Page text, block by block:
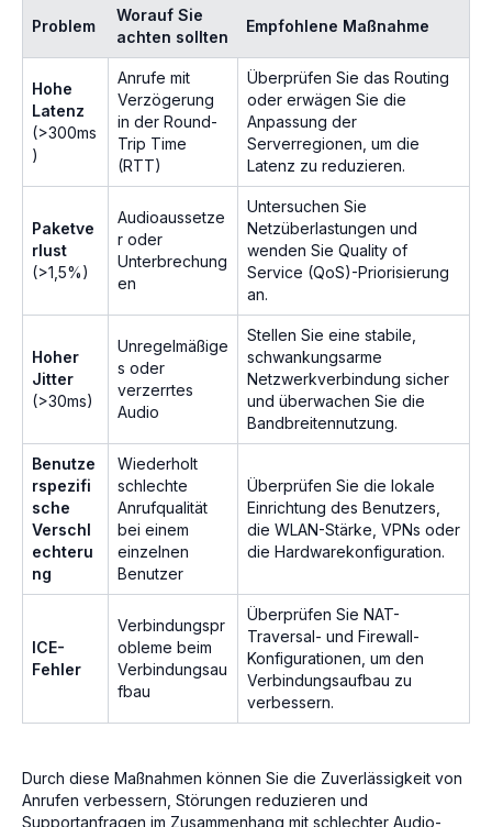
Problem
Worauf Sie
achten sollten
Empfohlene Maßnahme
Hohe
Latenz
(>300ms
)
Anrufe mit
Verzögerung
in der Round-
Trip Time
(RTT)
Überprüfen Sie das Routing
oder erwägen Sie die
Anpassung der
Serverregionen, um die
Latenz zu reduzieren.
Paketve
rlust
(>1,5%)
Audioaussetze
r oder
Unterbrechung
en
Untersuchen Sie
Netzüberlastungen und
wenden Sie Quality of
Service (QoS)-Priorisierung
an.
Hoher
Jitter
(>30ms)
Unregelmäßige
s oder
verzerrtes
Audio
Stellen Sie eine stabile,
schwankungsarme
Netzwerkverbindung sicher
und überwachen Sie die
Bandbreitennutzung.
Benutze
rspezifi
sche
Verschl
echteru
ng
Wiederholt
schlechte
Anrufqualität
bei einem
einzelnen
Benutzer
Überprüfen Sie die lokale
Einrichtung des Benutzers,
die WLAN-Stärke, VPNs oder
die Hardwarekonfiguration.
ICE-
Fehler
Verbindungspr
obleme beim
Verbindungsau
fbau
Überprüfen Sie NAT-
Traversal- und Firewall-
Konfigurationen, um den
Verbindungsaufbau zu
verbessern.
Durch diese Maßnahmen können Sie die Zuverlässigkeit von
Anrufen verbessern, Störungen reduzieren und
Supportanfragen im Zusammenhang mit schlechter Audio-